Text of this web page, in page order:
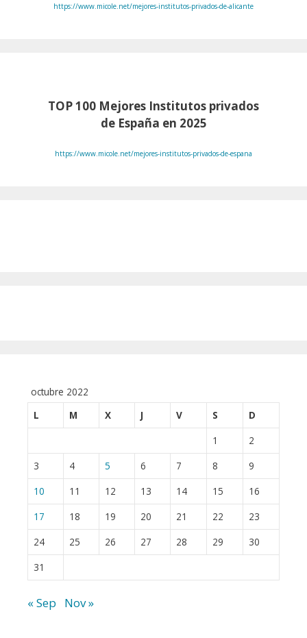
https://www.micole.net/mejores-institutos-privados-de-alicante
TOP 100 Mejores Institutos privados
de España en 2025
https://www.micole.net/mejores-institutos-privados-de-espana
octubre 2022
L
M X J V S
D
1
2
3
4 5 6 7 8
9
10
11 12 13 14 15
16
17
18 19 20 21 22
23
24
25 26 27 28 29
30
31
« Sep Nov »